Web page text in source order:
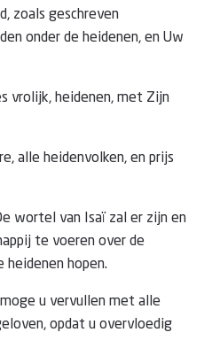
zoals geschreven
onder de heidenen, en Uw
vrolijk, heidenen, met Zijn
alle heidenvolken, en prijs
wortel van Isaï zal er zijn en
te voeren over de
heidenen hopen.
u vervullen met alle
opdat u overvloedig